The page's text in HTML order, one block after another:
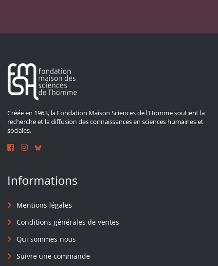
Créée en 1963, la Fondation Maison Sciences de l'Homme soutient la
recherche et la diffusion des connaissances en sciences humaines et
sociales.
Informations
Mentions légales
Conditions générales de ventes
Qui sommes-nous
Suivre une commande